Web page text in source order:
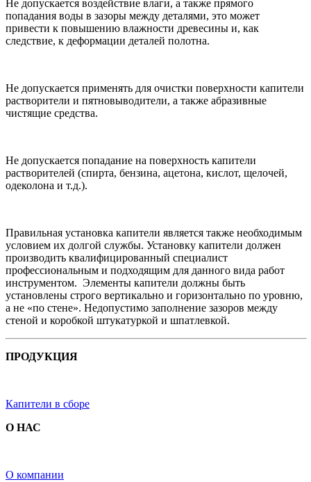
Не допускается воздействие влаги, а также прямого
попадания воды в зазоры между деталями, это может
привести к повышению влажности древесины и, как
следствие, к деформации деталей полотна.
Не допускается применять для очистки поверхности капители
растворители и пятновыводители, а также абразивные
чистящие средства.
Не допускается попадание на поверхность капители
растворителей (спирта, бензина, ацетона, кислот, щелочей,
одеколона и т.д.).
Правильная установка капители является также необходимым
условием их долгой службы. Установку капители должен
производить квалифицированный специалист
профессиональным и подходящим для данного вида работ
инструментом. Элементы капители должны быть
установлены строго вертикально и горизонтально по уровню,
а не «по стене». Недопустимо заполнение зазоров между
стеной и коробкой штукатуркой и шпатлевкой.
ПРОДУКЦИЯ
Капители в сборе
О НАС
О компании